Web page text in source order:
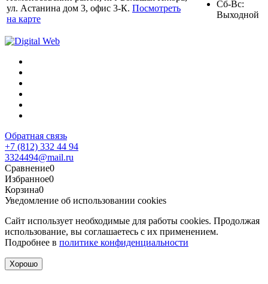
ул. Астанина дом 3, офис 3-К. Посмотреть
на карте
Сб-Вс:
Выходной
Обратная связь
+7 (812) 332 44 94
3324494@mail.ru
Сравнение0
Избранное0
Корзина0
Уведомление об использовании cookies
Сайт использует необходимые для работы cookies. Продолжая
использование, вы соглашаетесь с их применением.
Подробнее в политике конфиденциальности
Хорошо